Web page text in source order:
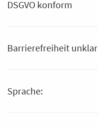
DSGVO konform
Barrierefreiheit unklar
Sprache: